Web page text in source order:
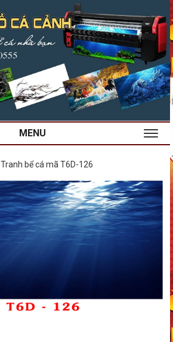
MENU
Tranh bể cá mã T6D-126